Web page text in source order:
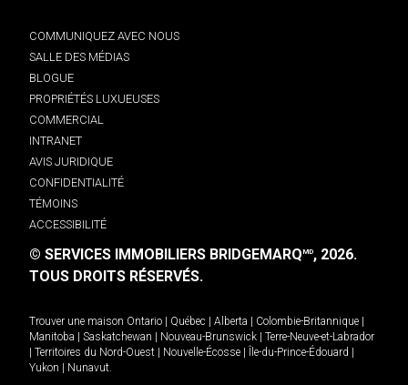
COMMUNIQUEZ AVEC NOUS
SALLE DES MÉDIAS
BLOGUE
PROPRIÉTÉS LUXUEUSES
COMMERCIAL
INTRANET
AVIS JURIDIQUE
CONFIDENTIALITÉ
TÉMOINS
ACCESSIBILITÉ
© SERVICES IMMOBILIERS BRIDGEMARQMD, 2026.
TOUS DROITS RÉSERVÉS.
Trouver une maison Ontario Québec Alberta Colombie-Britannique
Manitoba
Saskatchewan Nouveau-Brunswick
Terre-Neuve-et-Labrador
Territoires du Nord-Ouest Nouvelle-Écosse Île-du-Prince-Édouard
Yukon
Nunavut.